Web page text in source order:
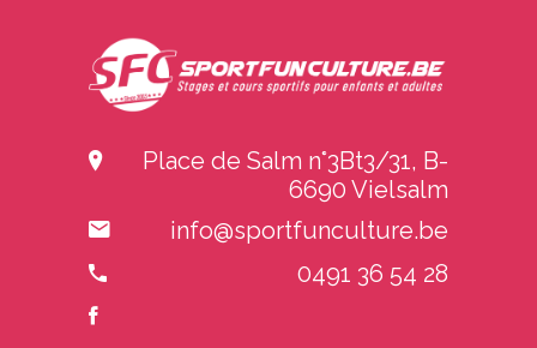
Place de Salm n°3Bt3/31, B-
6690 Vielsalm
info@sportfunculture.be
0491 36 54 28